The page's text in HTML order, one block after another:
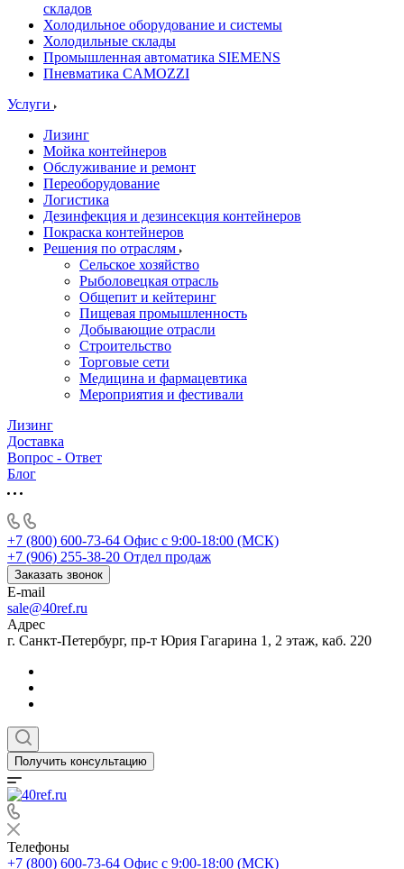
складов
Холодильное оборудование и системы
Холодильные склады
Промышленная автоматика SIEMENS
Пневматика CAMOZZI
Услуги
Лизинг
Мойка контейнеров
Обслуживание и ремонт
Переоборудование
Логистика
Дезинфекция и дезинсекция контейнеров
Покраска контейнеров
Решения по отраслям
Сельское хозяйство
Рыболовецкая отрасль
Общепит и кейтеринг
Пищевая промышленность
Добывающие отрасли
Строительство
Торговые сети
Медицина и фармацевтика
Мероприятия и фестивали
Лизинг
Доставка
Вопрос - Ответ
Блог
+7 (800) 600-73-64 Офис с 9:00-18:00 (МСК)
+7 (906) 255-38-20 Отдел продаж
Заказать звонок
E-mail
sale@40ref.ru
Адрес
г. Санкт-Петербург, пр-т Юрия Гагарина 1, 2 этаж, каб. 220
Получить консультацию
Телефоны
+7 (800) 600-73-64 Офис с 9:00-18:00 (МСК)